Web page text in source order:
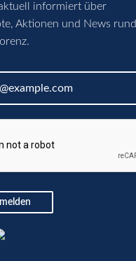
informiert über
Aktionen und News rund